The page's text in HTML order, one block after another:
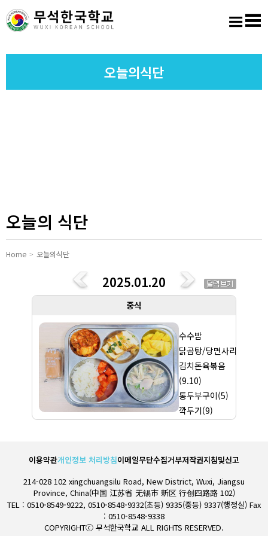
홈로그인회원가입사이트맵
학교도서실
오늘의식단
오늘의 식단
Home 오늘의식단
2025.01.20
중식
수수밥
닭곰탕/당면사리
김치돈육볶음
(9.10)
통두부구이(5)
깍두기(9)
이용약관개인정보 처리방침이메일무단수집거부저작권지침및신고
214-028 102 xingchuangsilu Road, New District, Wuxi, Jiangsu
Province, China(中国 江苏省 无锡市 新区 行创四路路 102)
TEL : 0510-8549-9222, 0510-8548-9332(초등) 9335(중등) 9337(행정실) Fax
: 0510-8548-9338
COPYRIGHTⓒ 무석한국학교 ALL RIGHTS RESERVED.